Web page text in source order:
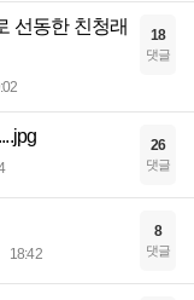
선동한 친청래 18
댓글
26
댓글
18:42
8
댓글